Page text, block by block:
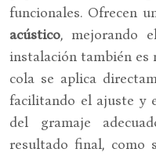
funcionales. Ofrecen
acústico, mejorando
instalación también es
cola se aplica
facilitando el ajuste y
del gramaje
resultado final, como